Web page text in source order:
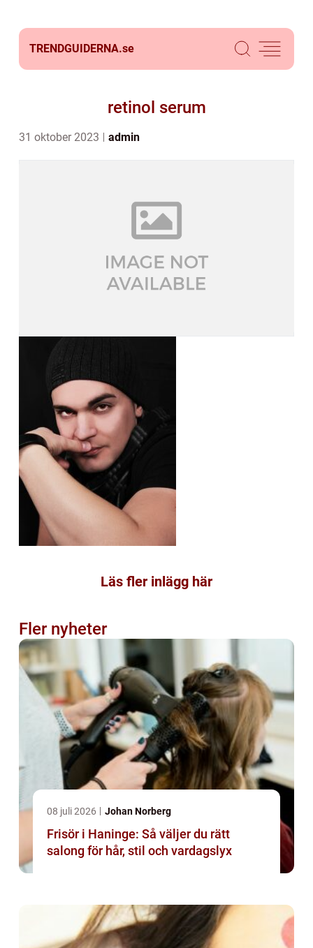
TRENDGUIDERNA.se
retinol serum
31 oktober 2023 admin
Läs fler inlägg här
Fler nyheter
08 juli 2026 Johan Norberg
Frisör i Haninge: Så väljer du rätt
salong för hår, stil och vardagslyx